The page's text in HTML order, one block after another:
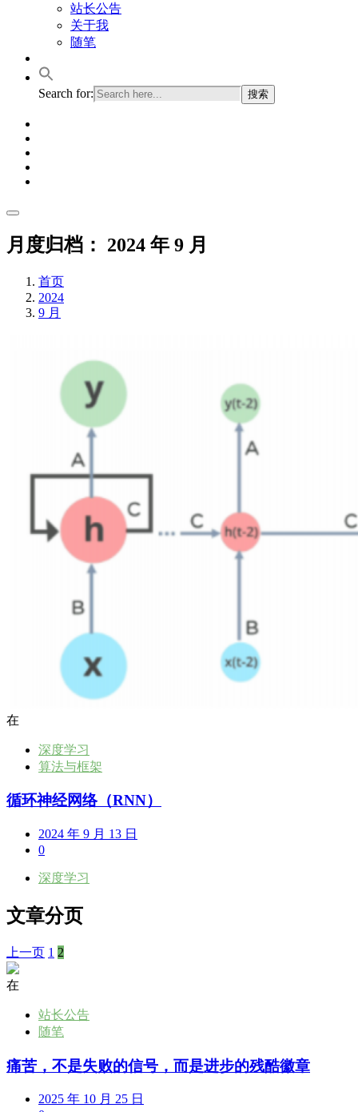
站长公告
关于我
随笔
Search for:
月度归档： 2024 年 9 月
首页
2024
9 月
在
深度学习
算法与框架
循环神经网络（RNN）
2024 年 9 月 13 日
0
深度学习
文章分页
上一页 1 2
在
站长公告
随笔
痛苦，不是失败的信号，而是进步的残酷徽章
2025 年 10 月 25 日